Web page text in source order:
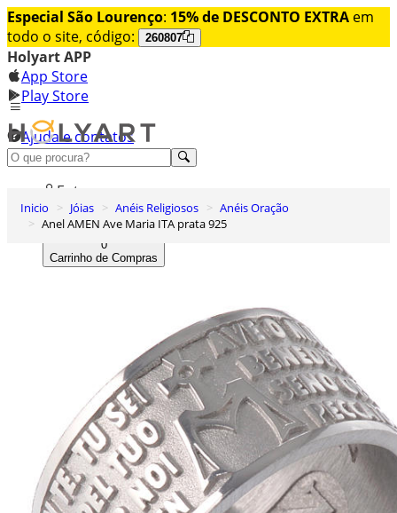
Especial São Lourenço: 15% de DESCONTO EXTRA em
todo o site, código:
260807
Holyart APP
App Store
Play Store
Ajuda e contatos
Conheça premium
Entrar
Lista de Desejos
0
Carrinho de Compras
Inicio Jóias Anéis Religiosos
Anéis Oração
Anel AMEN Ave Maria ITA prata 925